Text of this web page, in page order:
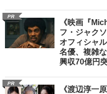
PR
《映画『
フ・ジャク
オフィシャ
名優、複雑
興収70億円突
PR
《渡辺淳一